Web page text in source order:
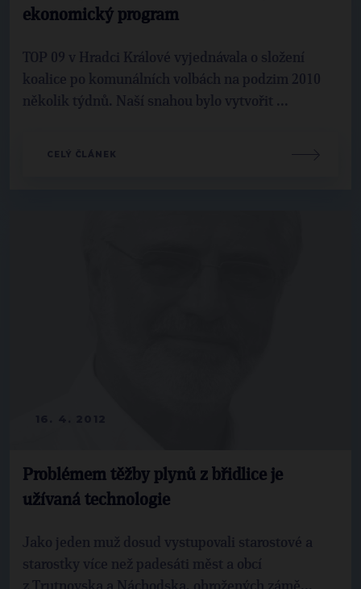
ekonomický program
TOP 09 v Hradci Králové vyjednávala o složení
koalice po komunálních volbách na podzim 2010
několik týdnů. Naší snahou bylo vytvořit ...
CELÝ ČLÁNEK
Problémem těžby plynů z břidlice je
užívaná technologie
Jako jeden muž dosud vystupovali starostové a
starostky více než padesáti měst a obcí